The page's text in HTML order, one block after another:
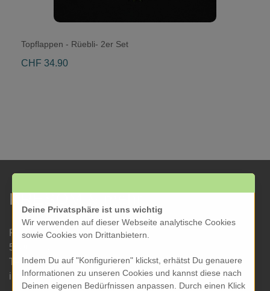
Topflappen - Rüebli- 2er Set
CHF 34.90
KRESOM & mehr
Rathausgasse 27
5000 Aarau
Tel: 062 822 19 19
info@kresom.ch
Deine Privatsphäre ist uns wichtig
Wir verwenden auf dieser Webseite analytische Cookies
sowie Cookies von Drittanbietern.
Indem Du auf "Konfigurieren" klickst, erhätst Du genauere
Informationen zu unseren Cookies und kannst diese nach
Deinen eigenen Bedürfnissen anpassen. Durch einen Klick